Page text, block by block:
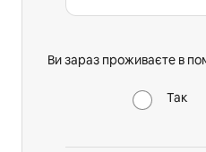
Ви зараз проживаєте в
Так